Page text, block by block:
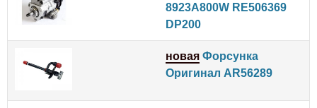
8923A800W RE506369
DP200
новая Форсунка
Оригинал AR56289